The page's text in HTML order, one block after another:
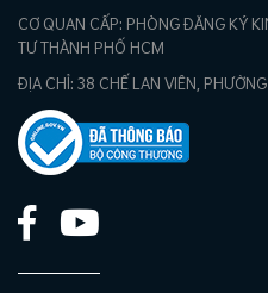
CƠ QUAN CẤP: PHÒNG ĐĂNG KÝ
TƯ THÀNH PHỐ HCM
ĐỊA CHỈ: 38 CHẾ LAN VIÊN,